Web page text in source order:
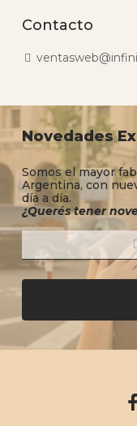
Contacto
Novedades
Somos el mayor
Argentina, con
día a día.
¿Querés tener